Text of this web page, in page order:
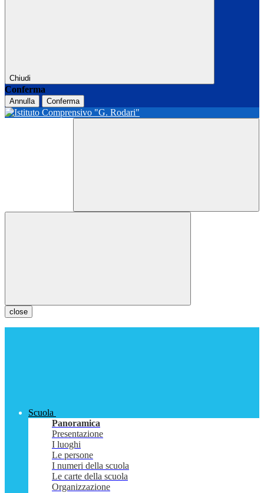
Chiudi
Conferma
Annulla Conferma
close
Scuola
Panoramica
Presentazione
I luoghi
Le persone
I numeri della scuola
Le carte della scuola
Organizzazione